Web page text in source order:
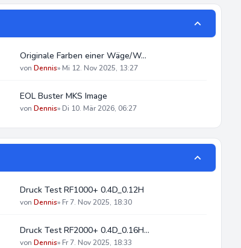
Originale Farben einer Wäge/W…
von Dennis» Mi 12. Nov 2025, 13:27
EOL Buster MKS Image
von Dennis» Di 10. Mär 2026, 06:27
Druck Test RF1000+ 0.4D_0.12H
von Dennis» Fr 7. Nov 2025, 18:30
Druck Test RF2000+ 0.4D_0.16H…
von Dennis» Fr 7. Nov 2025, 18:33